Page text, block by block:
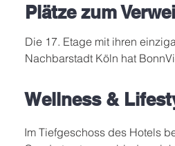
großen Spa- und Fitness-
Angeboten nicht nur an
Plätze zum
Die 17. Etage mit ihren
Nachbarstadt Köln hat
sowie einer Sky-Bar. Auch
Bundesviertel bis zum
Viel Wert wird auch auf die
Wellness &
Im Tiefgeschoss des Hotels